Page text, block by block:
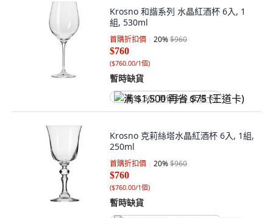
Krosno 和諧系列 水晶紅酒杯 6入, 1
組, 530ml
首購折扣價 20%$960
$760
($760.00/1個)
暫時缺貨
满 $1,500 再省 $75 (王道卡)
Krosno 克莉絲塔水晶紅酒杯 6入, 1組,
250ml
首購折扣價 20%$960
$760
($760.00/1個)
暫時缺貨